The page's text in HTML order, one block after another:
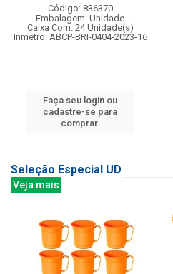
Código: 836370
Embalagem: Unidade
Caixa Com: 24 Unidade(s)
Inmetro: ABCP-BRI-0404-2023-16
Faça seu login ou
cadastre-se para
comprar.
Seleção Especial UD
Veja mais